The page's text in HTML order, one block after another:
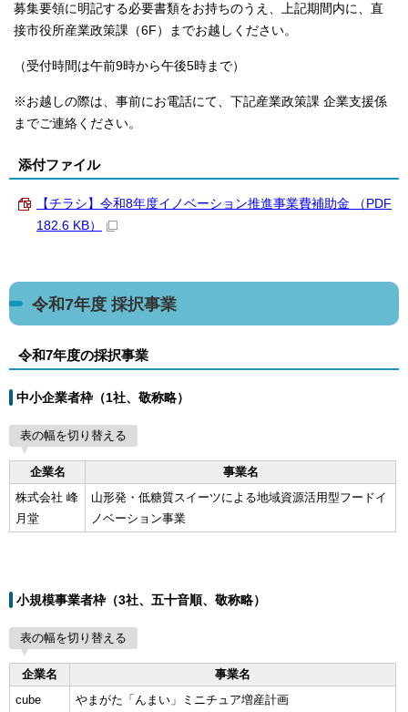
募集要領に明記する必要書類をお持ちのうえ、上記期間内に、直
接市役所産業政策課（6F）までお越しください。
（受付時間は午前9時から午後5時まで）
※お越しの際は、事前にお電話にて、下記産業政策課 企業支援係
までご連絡ください。
添付ファイル
【チラシ】令和8年度イノベーション推進事業費補助金 （PDF
182.6 KB）
令和7年度 採択事業
令和7年度の採択事業
中小企業者枠（1社、敬称略）
表の幅を切り替える
企業名
事業名
株式会社 峰
月堂
山形発・低糖質スイーツによる地域資源活用型フードイ
ノベーション事業
小規模事業者枠（3社、五十音順、敬称略）
表の幅を切り替える
企業名
事業名
cube
やまがた「んまい」ミニチュア増産計画